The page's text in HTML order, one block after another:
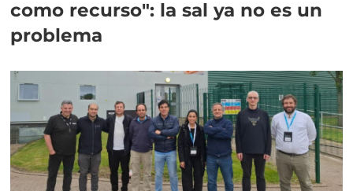
como recurso": la sal ya no es un
problema